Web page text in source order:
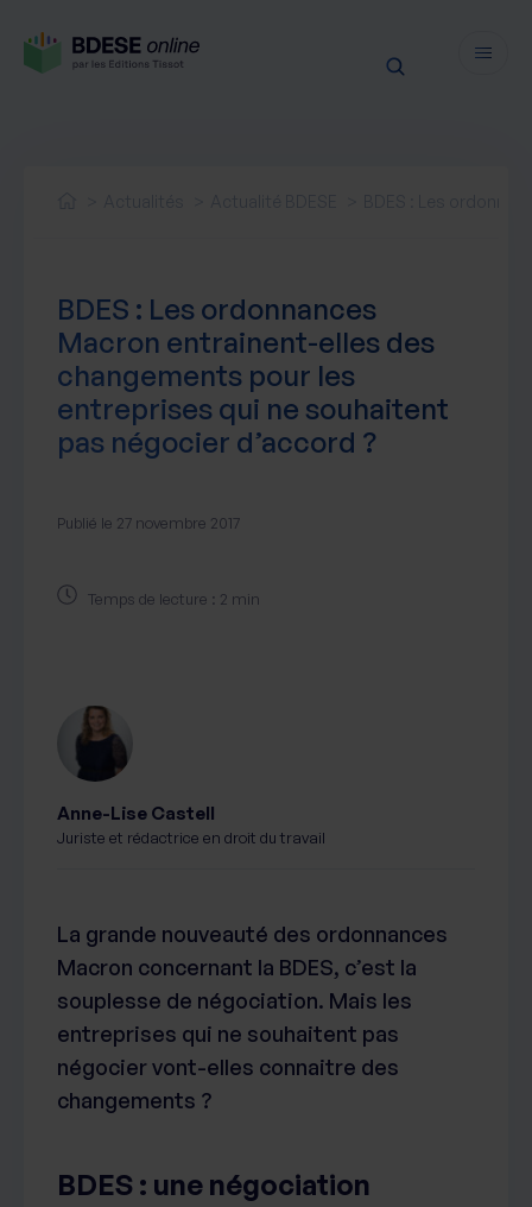
Actualités produit
Notre newsletter
Nos webinaires
Nos livres blancs
Nos accompagnements
BDES : Les ordonnances
Macron entrainent-elles des
changements pour les
entreprises qui ne souhaitent
pas négocier d’accord ?
Publié le 27 novembre 2017
Temps de lecture : 2 min
La grande nouveauté des ordonnances
Macron concernant la BDES, c’est la
souplesse de négociation. Mais les
entreprises qui ne souhaitent pas
négocier vont-elles connaitre des
changements ?
BDES : une négociation
Anne-Lise Castell
Juriste et rédactrice en droit du travail